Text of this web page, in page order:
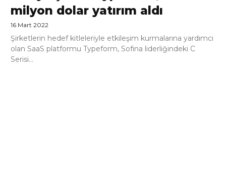
milyon dolar yatırım aldı
16 Mart 2022
Şirketlerin hedef kitleleriyle etkileşim kurmalarına yardımcı
olan SaaS platformu Typeform, Sofina liderliğindeki C
Serisi...